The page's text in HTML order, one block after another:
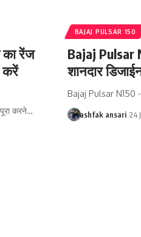
का रेंज
करें
करने…
BAJAJ PULSAR 150
Bajaj Pulsar
शानदार
Bajaj Pulsar N150 -
ashfak ansari 24